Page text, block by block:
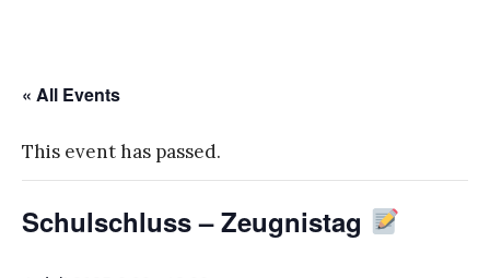
« All Events
This event has passed.
Schulschluss – Zeugnistag